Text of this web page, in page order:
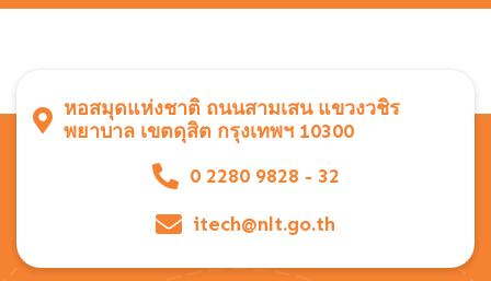
หอสมุดแห่งชาติ ถนนสามเสน แขวงวชิร
พยาบาล เขตดุสิต กรุงเทพฯ 10300
0 2280 9828 - 32
itech@nlt.go.th